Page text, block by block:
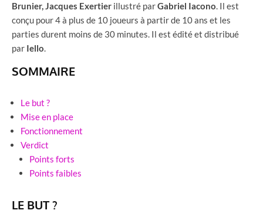
Brunier, Jacques Exertier illustré parGabriel Iacono. Il est
conçu pour 4 à plus de 10 joueurs à partir de 10 ans et les
parties durent moins de 30 minutes. Il est édité et distribué
par Iello.
SOMMAIRE
Le but ?
Mise en place
Fonctionnement
Verdict
Points forts
Points faibles
LE BUT ?